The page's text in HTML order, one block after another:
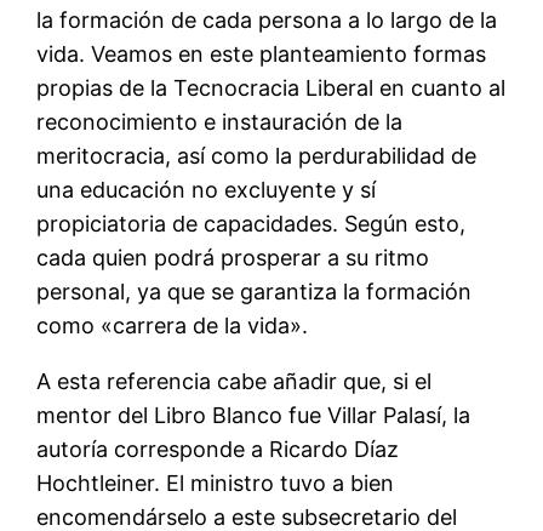
la formación de cada persona a lo largo de la
vida. Veamos en este planteamiento formas
propias de la Tecnocracia Liberal en cuanto al
reconocimiento e instauración de la
meritocracia, así como la perdurabilidad de
una educación no excluyente y sí
propiciatoria de capacidades. Según esto,
cada quien podrá prosperar a su ritmo
personal, ya que se garantiza la formación
como «carrera de la vida».
A esta referencia cabe añadir que, si el
mentor del Libro Blanco fue Villar Palasí, la
autoría corresponde a Ricardo Díaz
Hochtleiner. El ministro tuvo a bien
encomendárselo a este subsecretario del